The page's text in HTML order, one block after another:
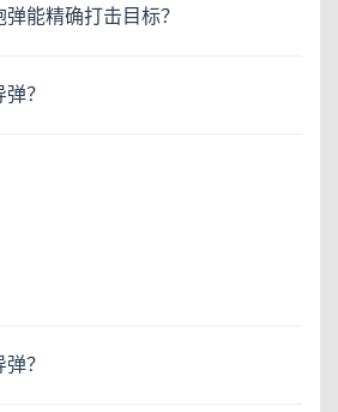
能精确打击目标？
？
？